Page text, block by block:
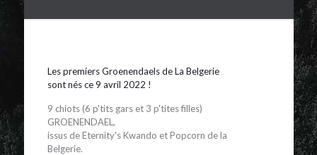
Les premiers Groenendaels de La Belgerie
sont nés ce 9 avril 2022 !
9 chiots (6 p'tits gars et 3 p'tites filles)
GROENENDAEL,
issus de Eternity's Kwando et Popcorn de la
Belgerie.